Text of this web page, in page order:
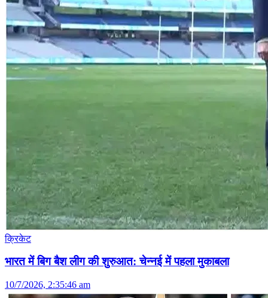
क्रिकेट
भारत में बिग बैश लीग की शुरुआत: चेन्नई में पहला मुकाबला
10/7/2026, 2:35:46 am